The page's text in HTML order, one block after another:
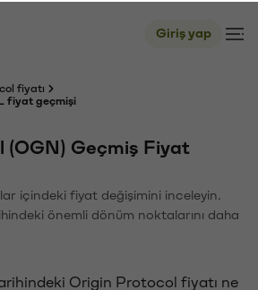
Giriş yap
fiyatı
fiyat geçmişi
(OGN) Geçmiş Fiyat
içindeki fiyat değişimini inceleyin.
önemli dönüm noktalarını daha
Origin Protocol fiyatı ne